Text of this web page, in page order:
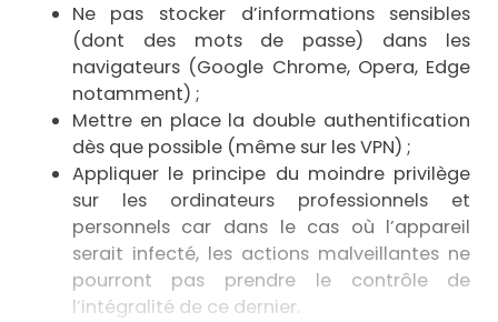
Ne pas stocker d’informations sensibles
(dont des mots de passe) dans les
navigateurs (Google Chrome, Opera, Edge
notamment) ;
Mettre en place la double authentification
dès que possible (même sur les VPN) ;
Appliquer le principe du moindre privilège
sur les ordinateurs professionnels et
personnels car dans le cas où l’appareil
serait infecté, les actions malveillantes ne
pourront pas prendre le contrôle de
l’intégralité de ce dernier.